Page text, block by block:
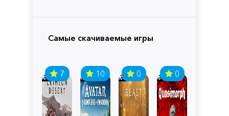
Самые скачиваемые игры
7 10 0 0